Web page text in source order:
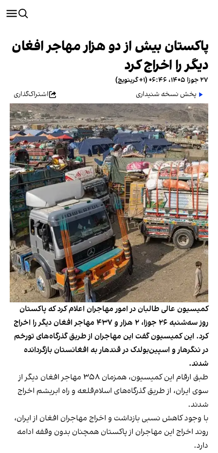
پاکستان بیش از دو هزار مهاجر افغان
دیگر را اخراج کرد
۲۷ جوزا ۱۴۰۵، ۰۶:۴۶ (‎+۱ گرینویچ)
پخش نسخه شنیداری
اشتراک‌گذاری
کمیسیون عالی طالبان در امور مهاجران اعلام کرد که پاکستان
روز سه‌شنبه ۲۶ جوزا، ۲ هزار و ۴۳۷ مهاجر افغان دیگر را اخراج
کرد. این کمیسیون گفت این مهاجران از طریق گذرگاه‌های تورخم
در ننگرهار و اسپین‌بولدک در قندهار به افغانستان بازگردانده
شدند.
طبق ارقام این کمیسیون، همزمان ۳۵۸ مهاجر افغان دیگر از
سوی ایران، از طریق گذرگاه‌های اسلام‌قلعه و راه ابریشم اخراج
شدند.
با وجود کاهش نسبی بازداشت و اخراج مهاجران افغان از ایران،
روند اخراج این مهاجران از پاکستان همچنان بدون وقفه ادامه
دارد.